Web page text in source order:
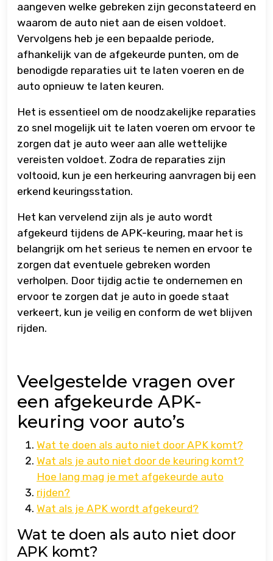
aangeven welke gebreken zijn geconstateerd en
waarom de auto niet aan de eisen voldoet.
Vervolgens heb je een bepaalde periode,
afhankelijk van de afgekeurde punten, om de
benodigde reparaties uit te laten voeren en de
auto opnieuw te laten keuren.
Het is essentieel om de noodzakelijke reparaties
zo snel mogelijk uit te laten voeren om ervoor te
zorgen dat je auto weer aan alle wettelijke
vereisten voldoet. Zodra de reparaties zijn
voltooid, kun je een herkeuring aanvragen bij een
erkend keuringsstation.
Het kan vervelend zijn als je auto wordt
afgekeurd tijdens de APK-keuring, maar het is
belangrijk om het serieus te nemen en ervoor te
zorgen dat eventuele gebreken worden
verholpen. Door tijdig actie te ondernemen en
ervoor te zorgen dat je auto in goede staat
verkeert, kun je veilig en conform de wet blijven
rijden.
Veelgestelde vragen over
een afgekeurde APK-
keuring voor auto’s
Wat te doen als auto niet door APK komt?
Wat als je auto niet door de keuring komt?
Hoe lang mag je met afgekeurde auto
rijden?
Wat als je APK wordt afgekeurd?
Wat te doen als auto niet door
APK komt?